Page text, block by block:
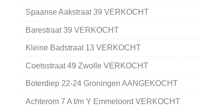
Spaanse Aakstraat 39 VERKOCHT
Barestraat 39 VERKOCHT
Kleine Badstraat 13 VERKOCHT
Coetsstraat 49 Zwolle VERKOCHT
Boterdiep 22-24 Groningen AANGEKOCHT
Achterom 7 A t/m Y Emmeloord VERKOCHT